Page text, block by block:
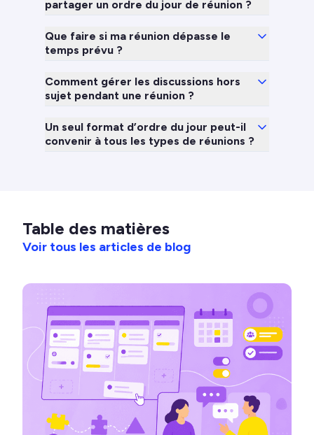
partager un ordre du jour de réunion ?
Que faire si ma réunion dépasse le
temps prévu ?
Comment gérer les discussions hors
sujet pendant une réunion ?
Un seul format d’ordre du jour peut-il
convenir à tous les types de réunions ?
Table des matières
Voir tous les articles de blog